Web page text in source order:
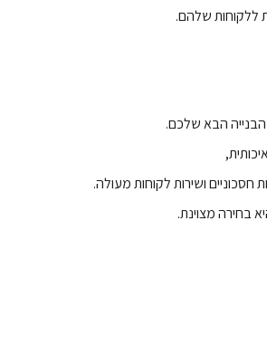
ללקוחות שלהם.
הבנייה הבא שלכם.
ושירות לקוחות מעולה.
בחירה מצוינת.